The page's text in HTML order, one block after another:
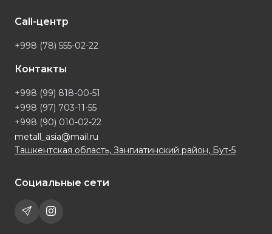
Call-центр
+998 (78) 555-02-22
Контакты
+998 (99) 818-00-51
+998 (97) 703-11-55
+998 (90) 010-02-22
metall_asia@mail.ru
Ташкентская область, Зангиатинский район, Бут-5
Социальные сети